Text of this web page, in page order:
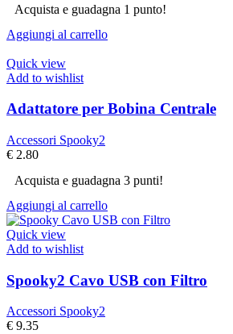
Acquista e guadagna 1 punto!
Aggiungi al carrello
Quick view
Add to wishlist
Adattatore per Bobina Centrale
Accessori Spooky2
€ 2.80
Acquista e guadagna 3 punti!
Aggiungi al carrello
Quick view
Add to wishlist
Spooky2 Cavo USB con Filtro
Accessori Spooky2
€ 9.35